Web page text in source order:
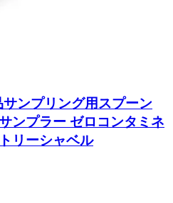
ンプリング用スプーン
ンプラー ゼロコンタミネ
リーシャベル